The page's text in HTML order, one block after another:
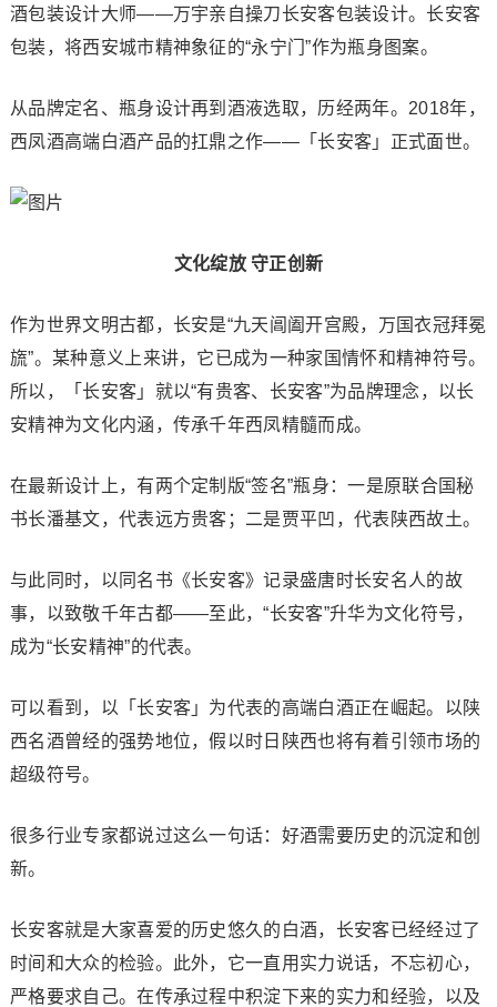
酒包装设计大师——万宇亲自操刀长安客包装设计。长安客
包装，将西安城市精神象征的“永宁门”作为瓶身图案。
从品牌定名、瓶身设计再到酒液选取，历经两年。2018年，
西凤酒高端白酒产品的扛鼎之作——「长安客」正式面世。
文化绽放 守正创新
作为世界文明古都，长安是“九天阊阖开宫殿，万国衣冠拜冕
旒”。某种意义上来讲，它已成为一种家国情怀和精神符号。
所以，「长安客」就以“有贵客、长安客”为品牌理念，以长
安精神为文化内涵，传承千年西凤精髓而成。
在最新设计上，有两个定制版“签名”瓶身：一是原联合国秘
书长潘基文，代表远方贵客；二是贾平凹，代表陕西故土。
与此同时，以同名书《长安客》记录盛唐时长安名人的故
事，以致敬千年古都——至此，“长安客”升华为文化符号，
成为“长安精神”的代表。
可以看到，以「长安客」为代表的高端白酒正在崛起。以陕
西名酒曾经的强势地位，假以时日陕西也将有着引领市场的
超级符号。
很多行业专家都说过这么一句话：好酒需要历史的沉淀和创
新。
长安客就是大家喜爱的历史悠久的白酒，长安客已经经过了
时间和大众的检验。此外，它一直用实力说话，不忘初心，
严格要求自己。在传承过程中积淀下来的实力和经验，以及